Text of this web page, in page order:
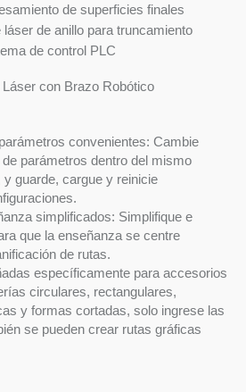
de superficies finales
de anillo para truncamiento
de control PLC
con Brazo Robótico
convenientes: Cambie
parámetros dentro del mismo
guarde, cargue y reinicie
simplificados: Simplifique e
que la enseñanza se centre
de rutas.
específicamente para accesorios
circulares, rectangulares,
y formas cortadas, solo ingrese las
se pueden crear rutas gráficas